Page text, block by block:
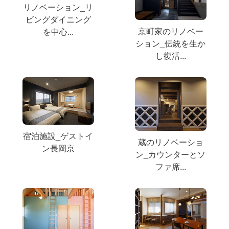
リノベーション_リ
ビングダイニング
を中心...
京町家のリノベー
ション_伝統を生か
し復活...
宿泊施設_ゲストイ
ン長岡京
蔵のリノベーショ
ン_カウンターとソ
ファ席...